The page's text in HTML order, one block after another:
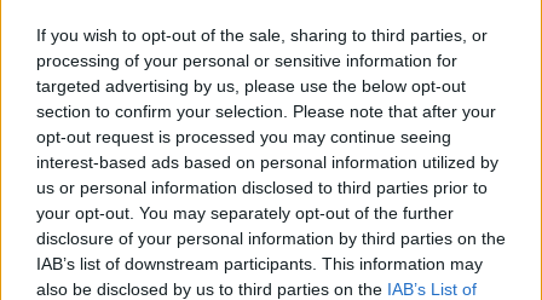
If you wish to opt-out of the sale, sharing to third parties, or
processing of your personal or sensitive information for
targeted advertising by us, please use the below opt-out
section to confirm your selection. Please note that after your
opt-out request is processed you may continue seeing
interest-based ads based on personal information utilized by
us or personal information disclosed to third parties prior to
your opt-out. You may separately opt-out of the further
disclosure of your personal information by third parties on the
IAB’s list of downstream participants. This information may
also be disclosed by us to third parties on the IAB’s List of
puzzle:
1. D I V I S
E
2. E S T I V
I
3. V I S I T
E
4.
E S I T
I
5. E V I T
I
6.
S I E D
I